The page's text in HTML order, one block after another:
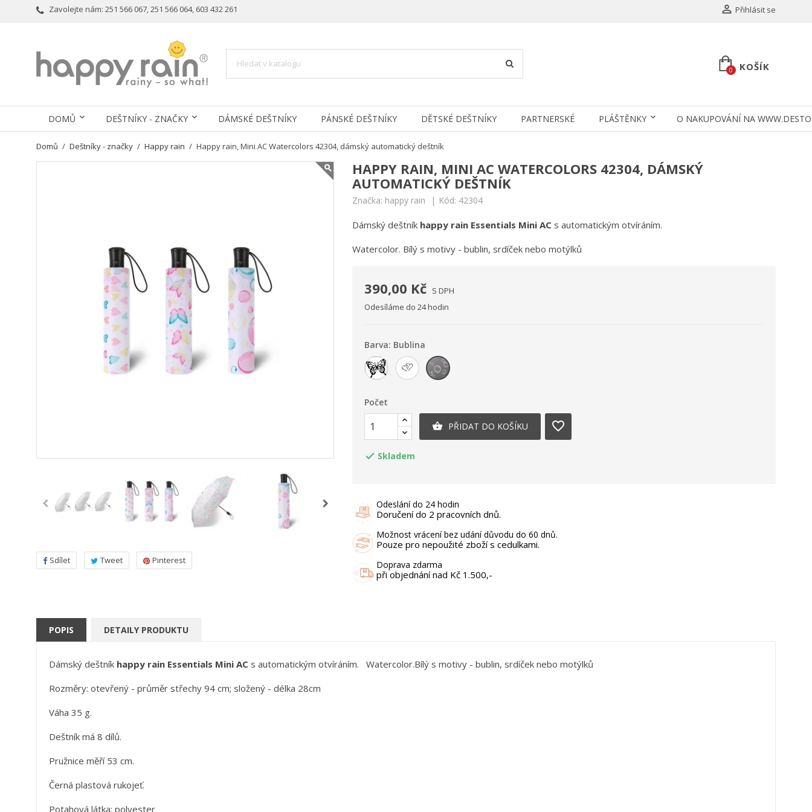
Zavolejte nám: 251 566 067, 251 566 064, 603 432 261  Přihlásit se
KOŠÍK
0
DOMŮ DEŠTNÍKY - ZNAČKY DÁMSKÉ DEŠTNÍKY PÁNSKÉ DEŠTNÍKY DĚTSKÉ DEŠTNÍKY PARTNERSKÉ PLÁŠTĚNKY O NAKUPOVÁNÍ NA
Domů Deštníky - značky Happy rain Happy rain, Mini AC Watercolors 42304, dámský automatický deštník
Sdílet Tweet Pinterest
HAPPY RAIN, MINI AC WATERCOLORS 42304, DÁMSKÝ
AUTOMATICKÝ DEŠTNÍK
Značka: happy rain Kód: 42304
Dámský deštník happy rain Essentials Mini ACs automatickým otvíráním.
Watercolor. Bílý s motivy - bublin, srdíček nebo motýlků
390,00 Kč S DPH
Odesíláme do 24 hodin
Barva: Bublina
Motýl
Srdce Bublina
Počet
 PŘIDAT DO KOŠÍKU favorite_border
 Skladem
Odeslání do 24 hodin
Doručení do 2 pracovních dnů.
Možnost vrácení bez udání důvodu do 60 dnů.
Pouze pro nepoužité zboží s cedulkami.
Doprava zdarma
při objednání nad Kč 1.500,-
POPIS DETAILY PRODUKTU
Dámský deštník happy rain Essentials Mini AC s automatickým otvíráním. Watercolor.Bílý s motivy - bublin, srdíček nebo motýlků
Rozměry: otevřený - průměr střechy 94 cm; složený - délka 28cm
Váha 35 g.
Deštník má 8 dílů.
Pružnice měří 53 cm.
Černá plastová rukojeť.
Potahová látka: polyester